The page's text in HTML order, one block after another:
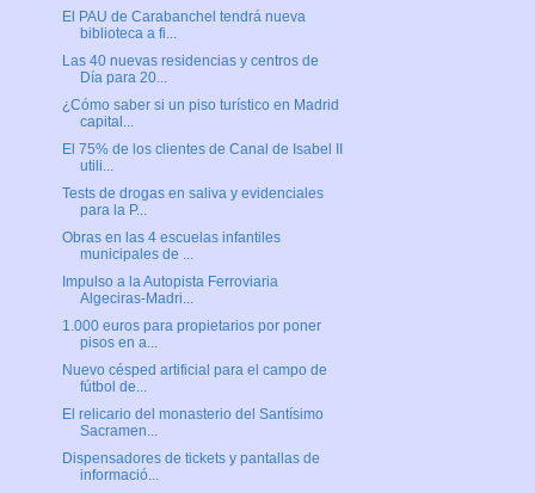
El PAU de Carabanchel tendrá nueva
biblioteca a fi...
Las 40 nuevas residencias y centros de
Día para 20...
¿Cómo saber si un piso turístico en Madrid
capital...
El 75% de los clientes de Canal de Isabel II
utili...
Tests de drogas en saliva y evidenciales
para la P...
Obras en las 4 escuelas infantiles
municipales de ...
Impulso a la Autopista Ferroviaria
Algeciras-Madri...
1.000 euros para propietarios por poner
pisos en a...
Nuevo césped artificial para el campo de
fútbol de...
El relicario del monasterio del Santísimo
Sacramen...
Dispensadores de tickets y pantallas de
informació...